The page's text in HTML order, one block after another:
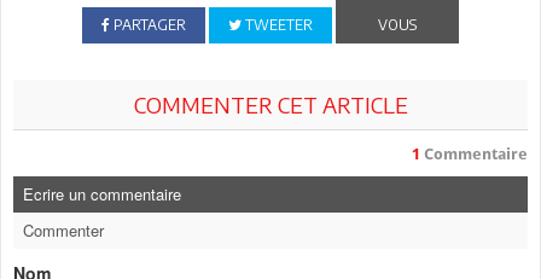
PARTAGER TWEETER
VOUS
COMMENTER CET ARTICLE
1 Commentaire
Ecrire un commentaire
Commenter
Nom